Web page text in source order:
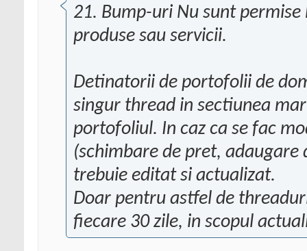
21. Bump-uri Nu sunt
produse sau servicii.
Detinatorii de portofolii de
singur thread in sectiunea
portofoliul. In caz ca se fac
(schimbare de pret,
trebuie editat si actualizat.
Doar pentru astfel de
fiecare 30 zile, in scopul